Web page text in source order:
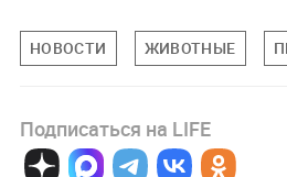
НОВОСТИ ЖИВОТНЫЕ
Подписаться на LIFE